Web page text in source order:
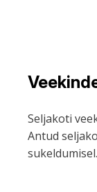
Seljakoti
Antud
sukeldumisel.